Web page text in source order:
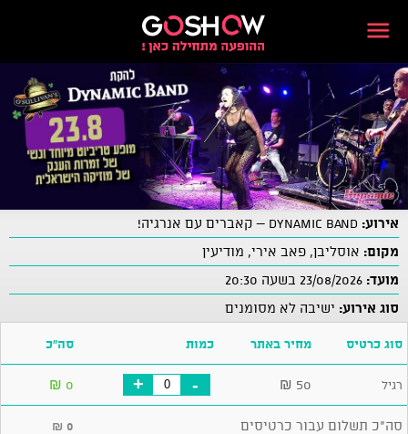
אירוע:
מקום: אוסליבן, פאב אירי, מודיעין
מועד:
סוג אירוע: ישיבה לא מסומנים
סוג כרטיס מחיר באתר כמות סה"כ
רגיל 50
₪
+ -
0
₪
סה"כ תשלום עבור כרטיסים 0
₪